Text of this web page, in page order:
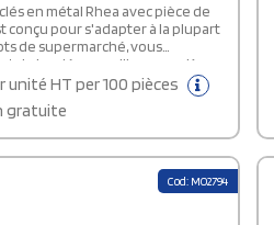
en métal Rhea avec pièce de
conçu pour s'adapter à la plupart
de supermarché, vous
de les déverrouiller sans pièce
unité HT per 100 pièces
gratuite
Cod: MO2794